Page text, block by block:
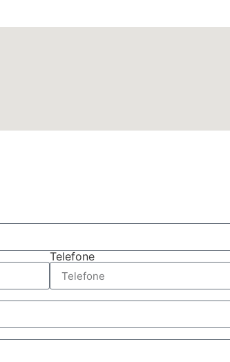
Telefone